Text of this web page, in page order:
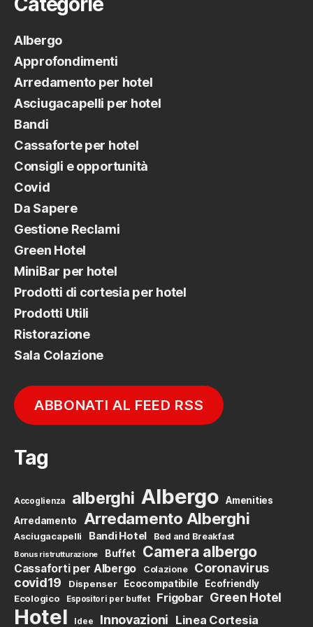
Albergo
Approfondimenti
Arredamento per hotel
Asciugacapelli per hotel
Bandi
Cassaforte per hotel
Consigli e opportunità
Covid
Da Sapere
Gestione Reclami
Green Hotel
MiniBar per hotel
Prodotti di cortesia per hotel
Prodotti Utili
Ristorazione
Sala Colazione
ABBONATI AL FEED RSS
Tag
Accoglienza alberghi Albergo
Amenities
Arredamento
Arredamento Alberghi
Asciugacapelli Bandi Hotel Bed and Breakfast
Bonus ristrutturazione Buffet Camera albergo
Cassaforti per Albergo Colazione
Coronavirus
covid19
Dispenser Ecocompatibile
Ecofriendly
Ecologico
Espositori per buffet Frigobar Green Hotel
Hotel Idee Innovazioni Linea Cortesia